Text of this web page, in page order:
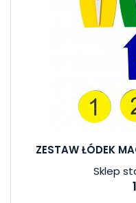
ZESTAW ŁÓDEK
Sklep